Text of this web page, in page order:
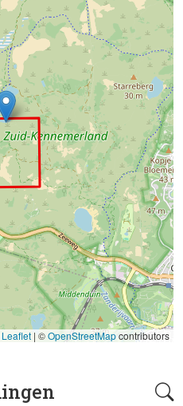
Leaflet | ©OpenStreetMapcontributors